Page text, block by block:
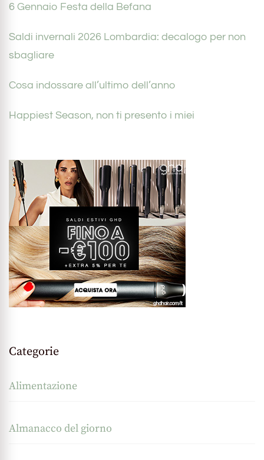
6 Gennaio Festa della Befana
Saldi invernali 2026 Lombardia: decalogo per non
sbagliare
Cosa indossare all’ultimo dell’anno
Happiest Season, non ti presento i miei
Categorie
Alimentazione
Almanacco del giorno